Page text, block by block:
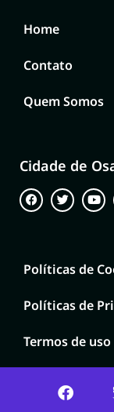
Home
Contato
Quem Somos
Cidade de
Políticas de
Políticas de
Termos de uso